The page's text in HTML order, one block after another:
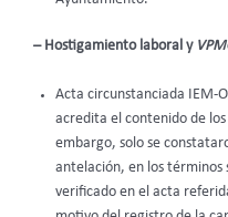
– Hostigamiento laboral y
Acta circunstanciada IEM-
acredita el contenido de los
embargo, solo se
antelación, en los términos
verificado en el acta